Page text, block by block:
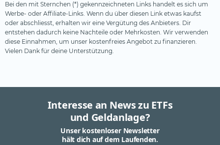
Bei den mit Sternchen (*) gekennzeichneten Links handelt es sich um
Werbe- oder Affiliate-Links. Wenn du über diesen Link etwas kaufst
oder abschliesst, erhalten wir eine Vergütung des Anbieters. Dir
entstehen dadurch keine Nachteile oder Mehrkosten. Wir verwenden
diese Einnahmen, um unser kostenfreies Angebot zu finanzieren.
Vielen Dank für deine Unterstützung.
Interesse an News zu ETFs
und Geldanlage?
Unser kostenloser Newsletter
hält dich auf dem Laufenden.